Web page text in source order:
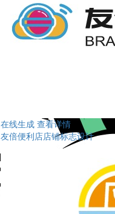
在线生成 查看详情
友倍便利店店铺标志设计